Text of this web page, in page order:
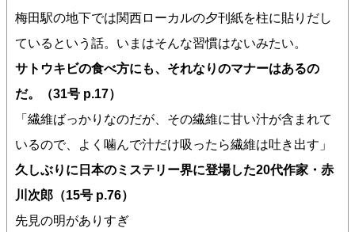
梅田駅の地下では関西ローカルの夕刊紙を柱に貼りだし
ているという話。いまはそんな習慣はないみたい。
サトウキビの食べ方にも、それなりのマナーはあるの
だ。（31号 p.17）
「繊維ばっかりなのだが、その繊維に甘い汁が含まれて
いるので、よく噛んで汁だけ吸ったら繊維は吐き出す」
久しぶりに日本のミステリー界に登場した20代作家・赤
川次郎（15号 p.76）
先見の明がありすぎ